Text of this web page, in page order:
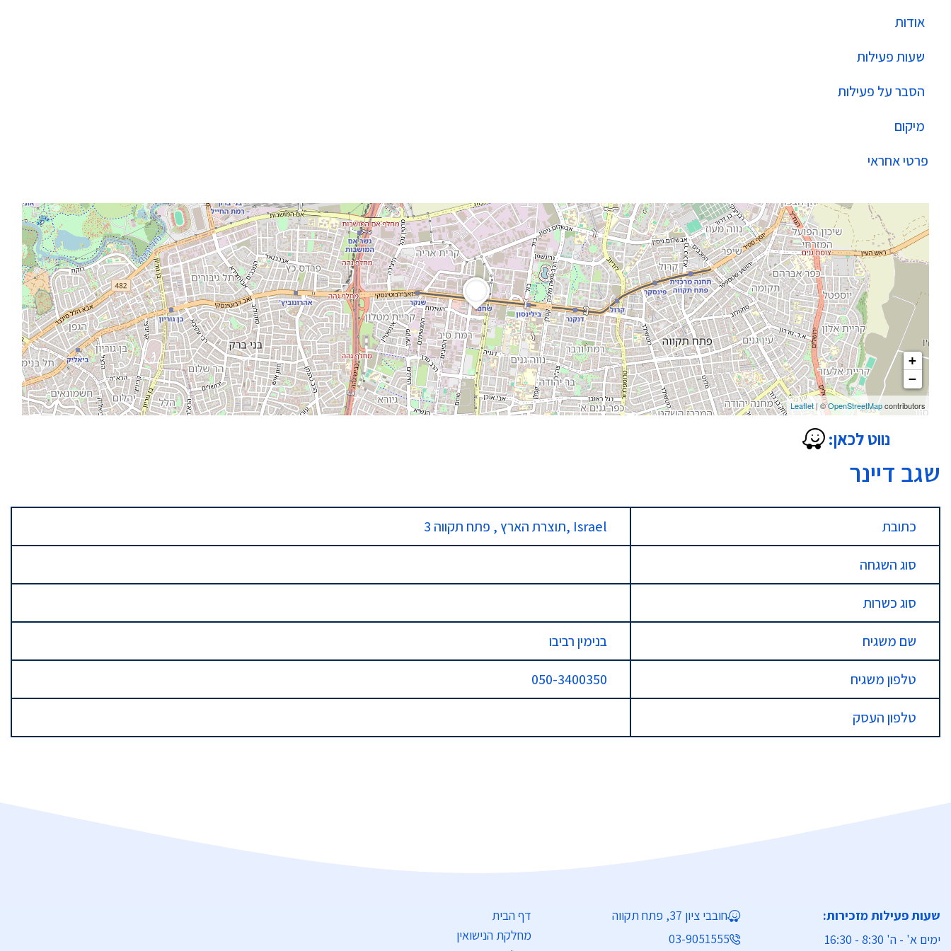
אודות
שעות פעילות
הסבר על פעילות
מיקום
פרטי אחראי
+
−
Leaflet| ©OpenStreetMapcontributors
נווט לכאן:
שגב דיינר
כתובת 3 תוצרת הארץ , פתח תקווה, Israel
סוג השגחה
סוג כשרות
שם משגיח בנימין רביבו
טלפון משגיח 050-3400350
טלפון העסק
דף הבית
מחלקת הנישואין
חובבי ציון 37, פתח תקווה
03-9051555
שעות פעילות מזכירות:
ימים א' - ה' 8:30 - 16:30